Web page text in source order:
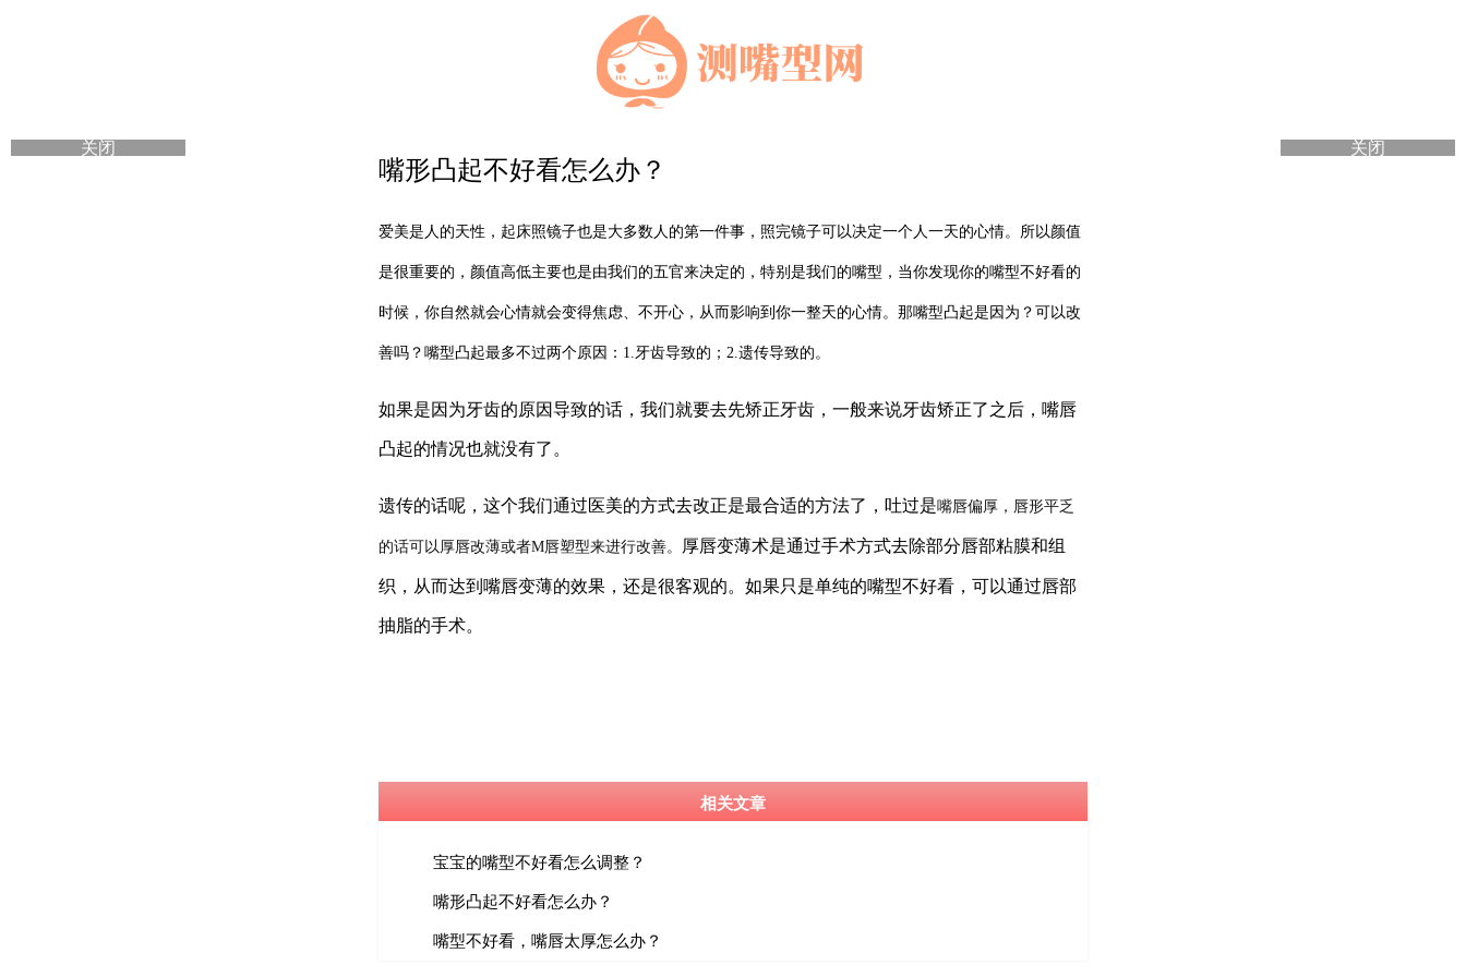
嘴形凸起不好看怎么办？
爱美是人的天性，起床照镜子也是大多数人的第一件事，照完镜子可以决定一个人一天的心情。所以颜值
是很重要的，颜值高低主要也是由我们的五官来决定的，特别是我们的嘴型，当你发现你的嘴型不好看的
时候，你自然就会心情就会变得焦虑、不开心，从而影响到你一整天的心情。那嘴型凸起是因为？可以改
善吗？嘴型凸起最多不过两个原因： 1.牙齿导致的；2.遗传导致的。
如果是因为牙齿的原因导致的话，我们就要去先矫正牙齿，一般来说牙齿矫正了之后，嘴唇
凸起的情况也就没有了。
遗传的话呢，这个我们通过医美的方式去改正是最合适的方法了，吐过是嘴唇偏厚，唇形平乏
的话可以厚唇改薄或者M唇塑型来进行改善。 厚唇变薄术是通过手术方式去除部分唇部粘膜和组
织， 从而达到嘴唇变薄的效果，还是很客观的。 如果只是单纯的嘴型不好看，可以通过唇部
抽脂的手术。
相关文章
宝宝的嘴型不好看怎么调整？
嘴形凸起不好看怎么办？
嘴型不好看，嘴唇太厚怎么办？
关闭 关闭